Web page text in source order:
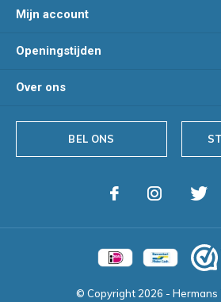
Mijn account
Openingstijden
Over ons
BEL ONS
© Copyright 2026 - Hermans